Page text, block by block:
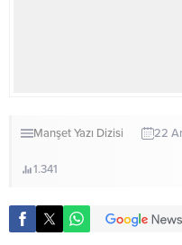
ManşetYazı Dizisi 22
1.341